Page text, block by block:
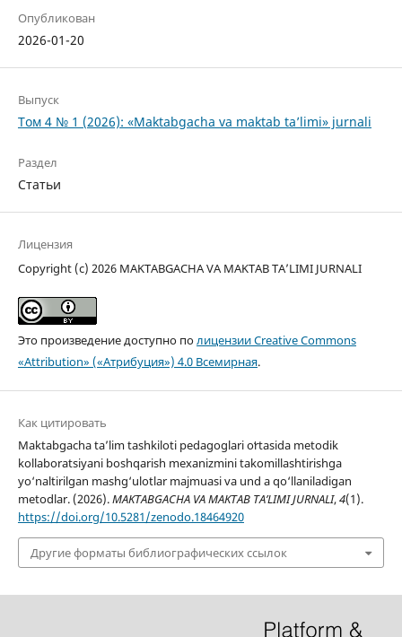
Опубликован
2026-01-20
Выпуск
Том 4 № 1 (2026): «Maktabgacha va maktab ta’limi» jurnali
Раздел
Статьи
Лицензия
Copyright (c) 2026 MAKTABGACHA VA MAKTAB TA’LIMI JURNALI
Это произведение доступно полицензии Creative Commons
«Attribution» («Атрибуция») 4.0 Всемирная.
Как цитировать
Maktabgacha taʼlim tashkiloti pedagoglari oʻrtasida metodik
kollaboratsiyani boshqarish mexanizmini takomillashtirishga
yo‘naltirilgan mashg‘ulotlar majmuasi va und a qo‘llaniladigan
metodlar. (2026).MAKTABGACHA VA MAKTAB TA’LIMI JURNALI,4(1).
https://doi.org/10.5281/zenodo.18464920
Другие форматы библиографических ссылок